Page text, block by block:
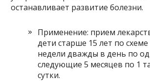
останавливает развитие болезни.
Применение: прием
дети старше 15 лет по
недели дважды в день по
следующие 5 месяцев по 1
сутки.